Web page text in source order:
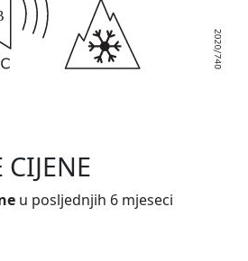
CIJENE
u posljednjih 6 mjeseci